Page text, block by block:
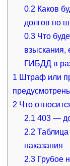
0.2 Каков
долгов по
0.3 Что
взыскания,
ГИБДД в
1 Штраф или
2 Что
2.1 403 —
2.2
наказания
2.3 Грубое